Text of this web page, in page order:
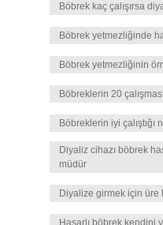
Böbrek kaç çalışırsa
Böbrek yetmezliğinde
Böbrek yetmezliğinin
Böbreklerin 20
Böbreklerin iyi çalıştığı
Diyaliz cihazı böbrek
müdür
Diyalize girmek için üre
Hasarlı böbrek kendini